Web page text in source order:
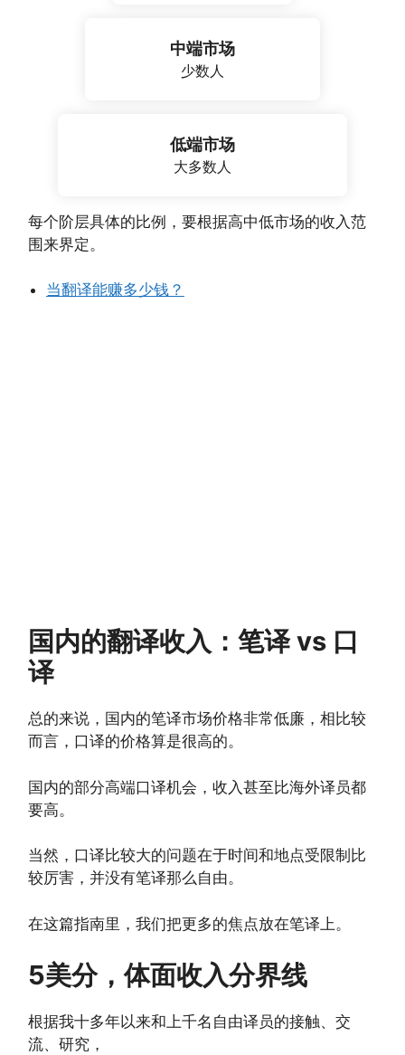
中端市场
少数人
低端市场
大多数人
每个阶层具体的比例，要根据高中低市场的收入范
围来界定。
当翻译能赚多少钱？
国内的翻译收入：笔译 vs 口
译
总的来说，国内的笔译市场价格非常低廉，相比较
而言，口译的价格算是很高的。
国内的部分高端口译机会，收入甚至比海外译员都
要高。
当然，口译比较大的问题在于时间和地点受限制比
较厉害，并没有笔译那么自由。
在这篇指南里，我们把更多的焦点放在笔译上。
5美分，体面收入分界线
根据我十多年以来和上千名自由译员的接触、交
流、研究，